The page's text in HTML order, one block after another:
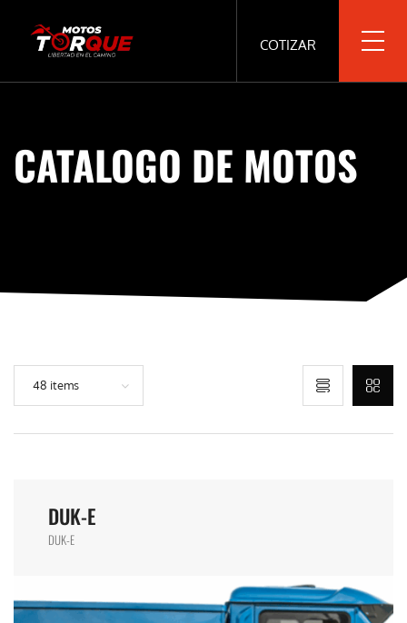
COTIZAR
CATALOGO DE MOTOS
48 items
DUK-E
DUK-E